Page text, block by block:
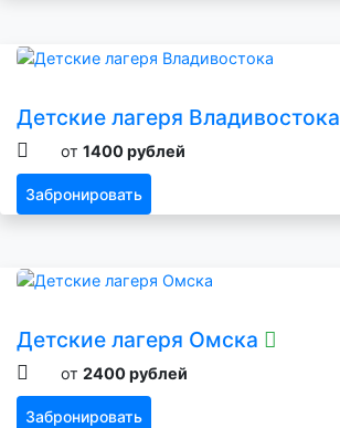
Детские лагеря Владивостока
от 1400 рублей
Забронировать
Детские лагеря Омска
от 2400 рублей
Забронировать